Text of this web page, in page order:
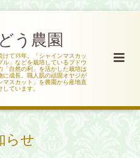
う農園
て35年。「シャインマスカッ
ル」などを栽培しているブドウ
自然の利」を活かした栽培は
に成長。職人肌の頑固オヤジが
マスカット」を農園から産地直
ています。
らせ